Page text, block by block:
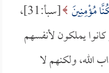
مُؤْمِنِينَ
[سبأ:31]،
يملكون لأنفسهم
الله، ولكنهم لا